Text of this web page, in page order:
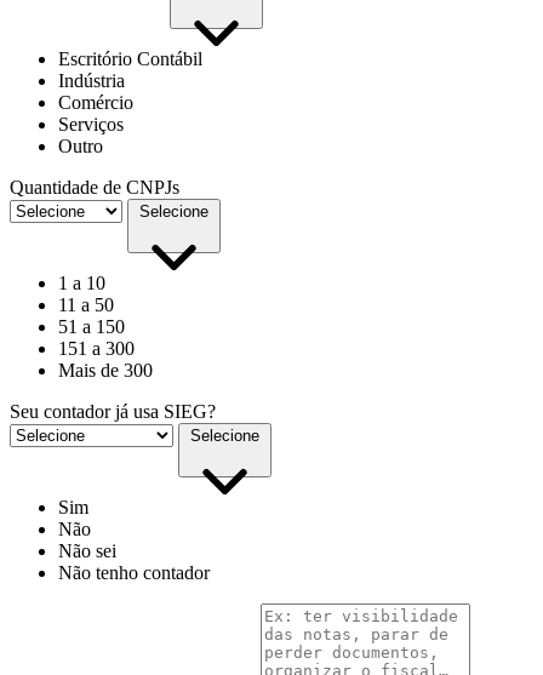
Escritório Contábil
Indústria
Comércio
Serviços
Outro
Quantidade de CNPJs
Selecione
1 a 10
11 a 50
51 a 150
151 a 300
Mais de 300
Seu contador já usa SIEG?
Selecione
Sim
Não
Não sei
Não tenho contador